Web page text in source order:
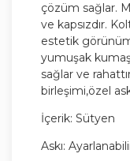
çözüm sağlar.
ve kapsızdır.
estetik
yumuşak
sağlar ve
birleşimi,özel
İçerik: Sütyen
Askı: